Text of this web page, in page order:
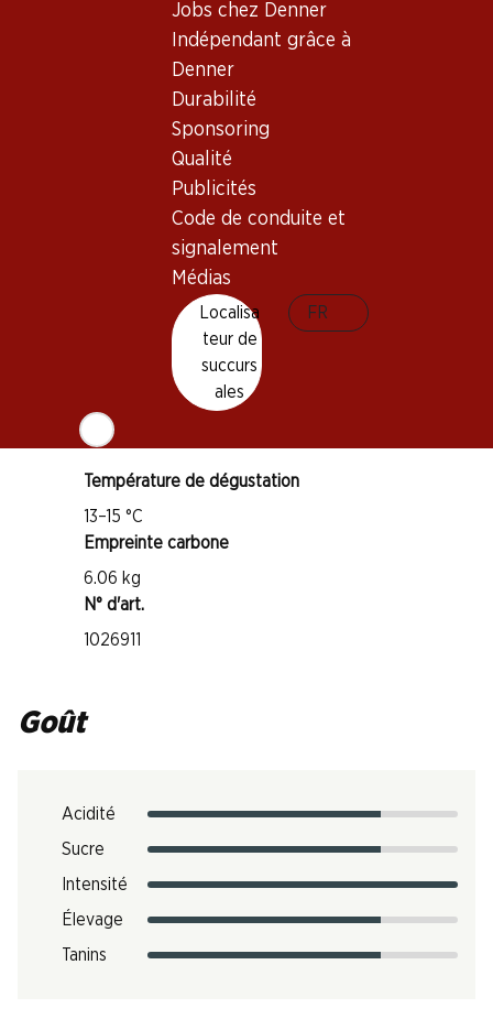
Jobs chez Denner
Indépendant grâce à
Denner
Durabilité
Sponsoring
Qualité
Publicités
Code de conduite et
signalement
Médias
Localisa
teur de
succurs
ales
FR
Bon à savoir
Température de dégustation
13–15 °C
Empreinte carbone
6.06 kg
N° d'art.
1026911
Goût
Acidité
Sucre
Intensité
Élevage
Tanins